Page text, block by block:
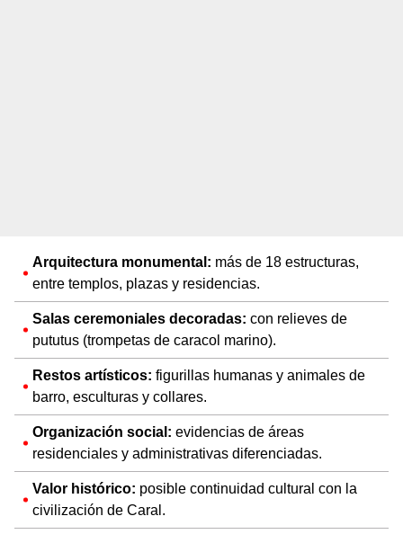
Arquitectura monumental: más de 18 estructuras,
entre templos, plazas y residencias.
Salas ceremoniales decoradas: con relieves de
pututus (trompetas de caracol marino).
Restos artísticos: figurillas humanas y animales de
barro, esculturas y collares.
Organización social: evidencias de áreas
residenciales y administrativas diferenciadas.
Valor histórico: posible continuidad cultural con la
civilización de Caral.